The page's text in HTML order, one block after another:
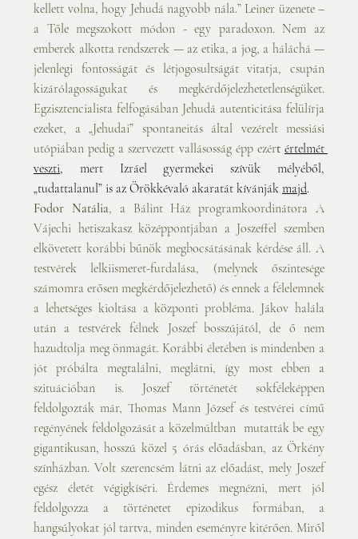
kellett volna, hogy Jehudá nagyobb nála.” Leiner üzenete –
a Tőle megszokott módon - egy paradoxon. Nem az
emberek alkotta rendszerek — az etika, a jog, a háláchá —
jelenlegi fontosságát és létjogosultságát vitatja, csupán
kizárólagosságukat és megkérdőjelezhetetlenségüket.
Egzisztencialista felfogásában Jehudá autenticitása felülírja
ezeket, a „Jehudai” spontaneitás által vezérelt messiási
utópiában pedig a szervezett vallásosság épp ezért értelmét
veszti, mert Izráel gyermekei szívük mélyéből,
„tudattalanul” is az Örökkévaló akaratát kívánják majd.
Fodor Natália, a Bálint Ház programkoordinátora A
Vájechi hetiszakasz középpontjában a Joszeffel szemben
elkövetett korábbi bűnök megbocsátásának kérdése áll. A
testvérek lelkiismeret-furdalása, (melynek őszintesége
számomra erősen megkérdőjelezhető) és ennek a félelemnek
a lehetséges kioltása a központi probléma. Jákov halála
után a testvérek félnek Joszef bosszújától, de ő nem
hazudtolja meg önmagát. Korábbi életében is mindenben a
jót próbálta megtalálni, meglátni, így most ebben a
szituációban is. Joszef történetét sokféleképpen
feldolgozták már, Thomas Mann József és testvérei című
regényének feldolgozását a közelmúltban  mutatták be egy
gigantikusan, hosszú közel 5 órás előadásban, az Örkény
színházban. Volt szerencsém látni az előadást, mely Joszef
egész életét végigkíséri. Érdemes megnézni, mert jól
feldolgozza a történetet epizodikus formában, a
hangsúlyokat jól tartva, minden eseményre kitérően. Miről